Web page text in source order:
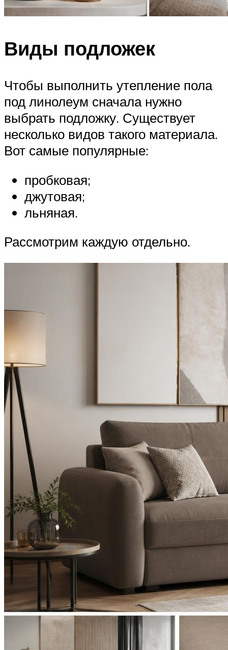
Виды подложек
Чтобы выполнить утепление пола
под линолеум сначала нужно
выбрать подложку. Существует
несколько видов такого материала.
Вот самые популярные:
пробковая;
джутовая;
льняная.
Рассмотрим каждую отдельно.